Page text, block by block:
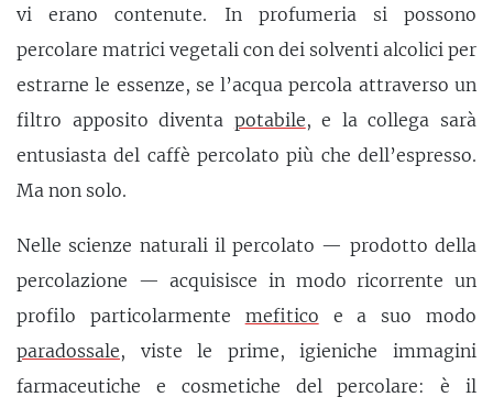
vi erano contenute. In profumeria si possono
percolare matrici vegetali con dei solventi alcolici per
estrarne le essenze, se l’acqua percola attraverso un
filtro apposito diventa potabile, e la collega sarà
entusiasta del caffè percolato più che dell’espresso.
Ma non solo.
Nelle scienze naturali il percolato — prodotto della
percolazione — acquisisce in modo ricorrente un
profilo particolarmente mefitico e a suo modo
paradossale, viste le prime, igieniche immagini
farmaceutiche e cosmetiche del percolare: è il